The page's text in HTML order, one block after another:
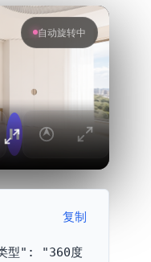
360° 全景
复制
型": "360度